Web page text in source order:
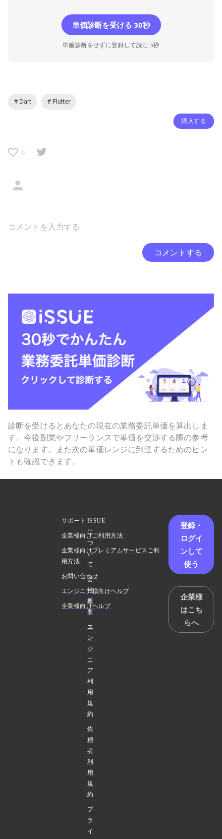
単価診断を受ける 30秒
単価診断をせずに登録して読む 5秒
# Dart # Flutter
購入する
0
コメントする
診断を受けるとあなたの現在の業務委託単価を算出しま
す。今後副業やフリーランスで単価を交渉する際の参考
になります。また次の単価レンジに到達するためのヒン
トも確認できます。
ISSUE
に
つ
い
て
会
社
概
要
エ
ン
ジ
ニ
ア
利
用
規
約
依
頼
者
利
用
規
約
プ
ラ
イ
サポート
企業様向けご利用方法
企業様向けプレミアムサービスご利
用方法
お問い合わせ
エンジニア様向けヘルプ
企業様向けヘルプ
登録・
ログイ
ンして
使う
企業様
はこち
らへ